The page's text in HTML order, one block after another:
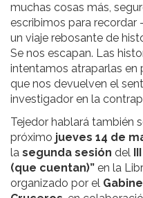
muchas cosas más,
escribimos para recordar
un viaje rebosante de
Se nos escapan. Las
intentamos atraparlas en
que nos devuelven el
investigador en la
Tejedor hablará también
próximo jueves 14 de
la segunda sesión del
(que cuentan)” en la
organizado por el